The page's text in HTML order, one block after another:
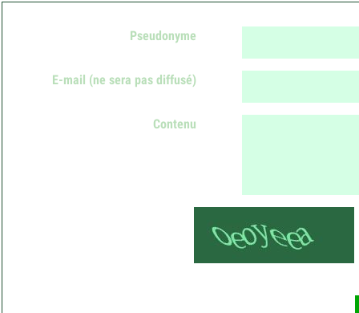
Pseudonyme
E-mail (ne sera pas diffusé)
Contenu